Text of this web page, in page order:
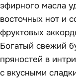
эфирного масла
восточных нот и
фруктовых
Богатый свежий
пряностей в
с вкусными